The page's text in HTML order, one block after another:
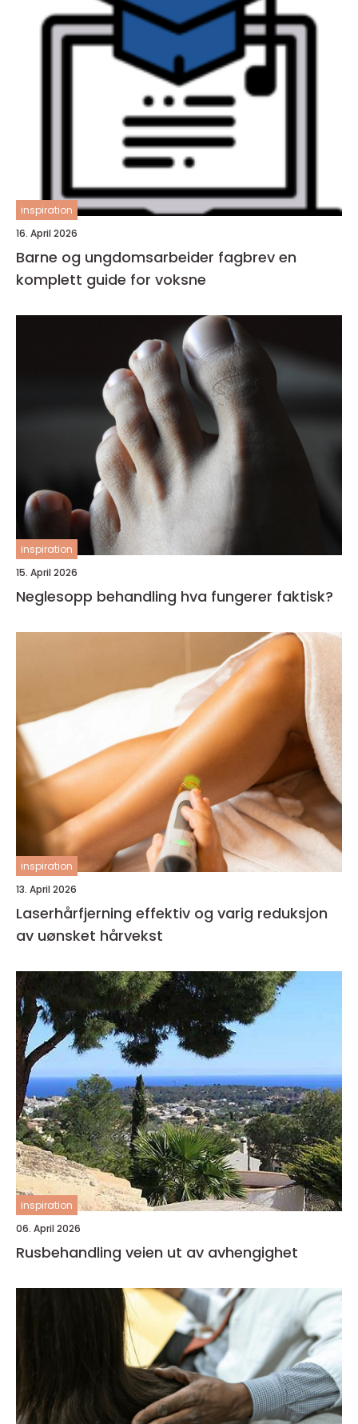
inspiration
16. April 2026
Barne og ungdomsarbeider fagbrev en
komplett guide for voksne
inspiration
15. April 2026
Neglesopp behandling hva fungerer faktisk?
inspiration
13. April 2026
Laserhårfjerning effektiv og varig reduksjon
av uønsket hårvekst
inspiration
06. April 2026
Rusbehandling veien ut av avhengighet